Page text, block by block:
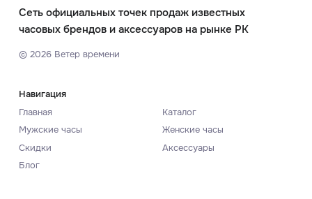
Сеть официальных точек продаж известных
часовых брендов и аксессуаров на рынке РК
© 2026Ветер времени
Навигация
Главная
Каталог
Мужские часы
Женские часы
Скидки
Аксессуары
Блог